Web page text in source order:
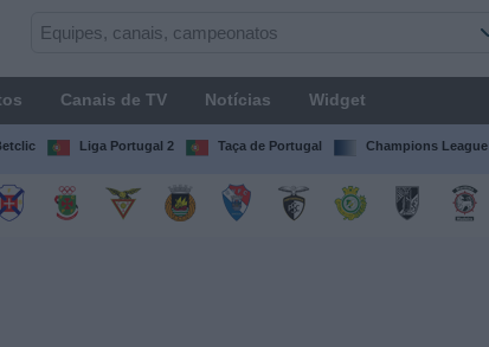
Canais de TV Notícias Widget
Liga Portugal 2 Taça de Portugal Champions League